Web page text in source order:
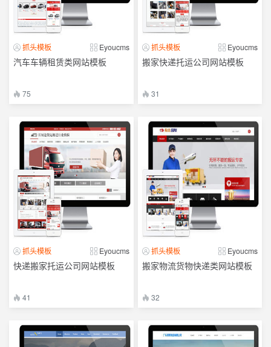
抓头模板 Eyoucms
汽车车辆租赁类网站模板
75
抓头模板 Eyoucms
搬家快递托运公司网站模板
31
抓头模板 Eyoucms
快递搬家托运公司网站模板
41
抓头模板 Eyoucms
搬家物流货物快递类网站模板
32